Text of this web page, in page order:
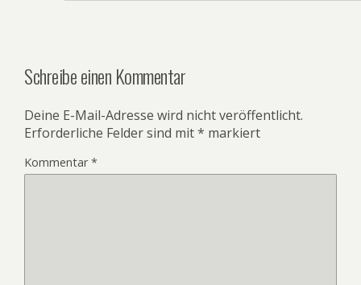
Schreibe einen Kommentar
Deine E-Mail-Adresse wird nicht veröffentlicht.
Erforderliche Felder sind mit* markiert
Kommentar*